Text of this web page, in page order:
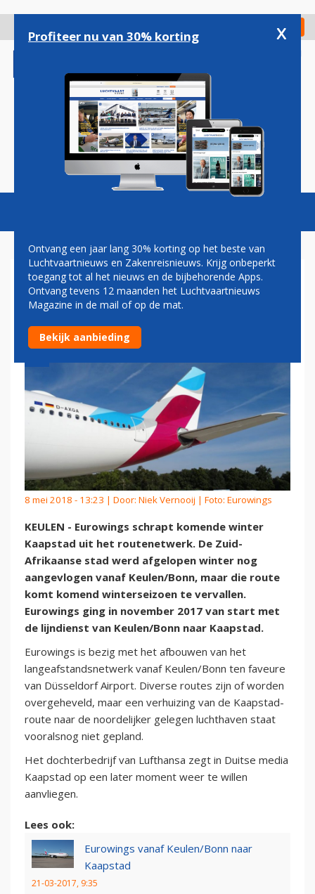
gaan
Check in
Magazine Podcasts Vacatures
EUROWINGS SCHRAPT ROUTE
NAAR KAAPSTAD
8 mei 2018 - 13:23 | Door: Niek Vernooij | Foto: Eurowings
KEULEN - Eurowings schrapt komende winter
Kaapstad uit het routenetwerk. De Zuid-
Afrikaanse stad werd afgelopen winter nog
aangevlogen vanaf Keulen/Bonn, maar die route
komt komend winterseizoen te vervallen.
Eurowings ging in november 2017 van start met
de lijndienst van Keulen/Bonn naar Kaapstad.
Eurowings is bezig met het afbouwen van het
langeafstandsnetwerk vanaf Keulen/Bonn ten faveure
van Düsseldorf Airport. Diverse routes zijn of worden
overgeheveld, maar een verhuizing van de Kaapstad-
route naar de noordelijker gelegen luchthaven staat
vooralsnog niet gepland.
Het dochterbedrijf van Lufthansa zegt in Duitse media
Kaapstad op een later moment weer te willen
aanvliegen.
Lees ook:
Eurowings vanaf Keulen/Bonn naar
Kaapstad
21-03-2017, 9:35
Profiteer nu van 30% korting x
Ontvang een jaar lang 30% korting op het beste van
Luchtvaartnieuws en Zakenreisnieuws. Krijg onbeperkt
toegang tot al het nieuws en de bijbehorende Apps.
Ontvang tevens 12 maanden het Luchtvaartnieuws
Magazine in de mail of op de mat.
Bekijk aanbieding